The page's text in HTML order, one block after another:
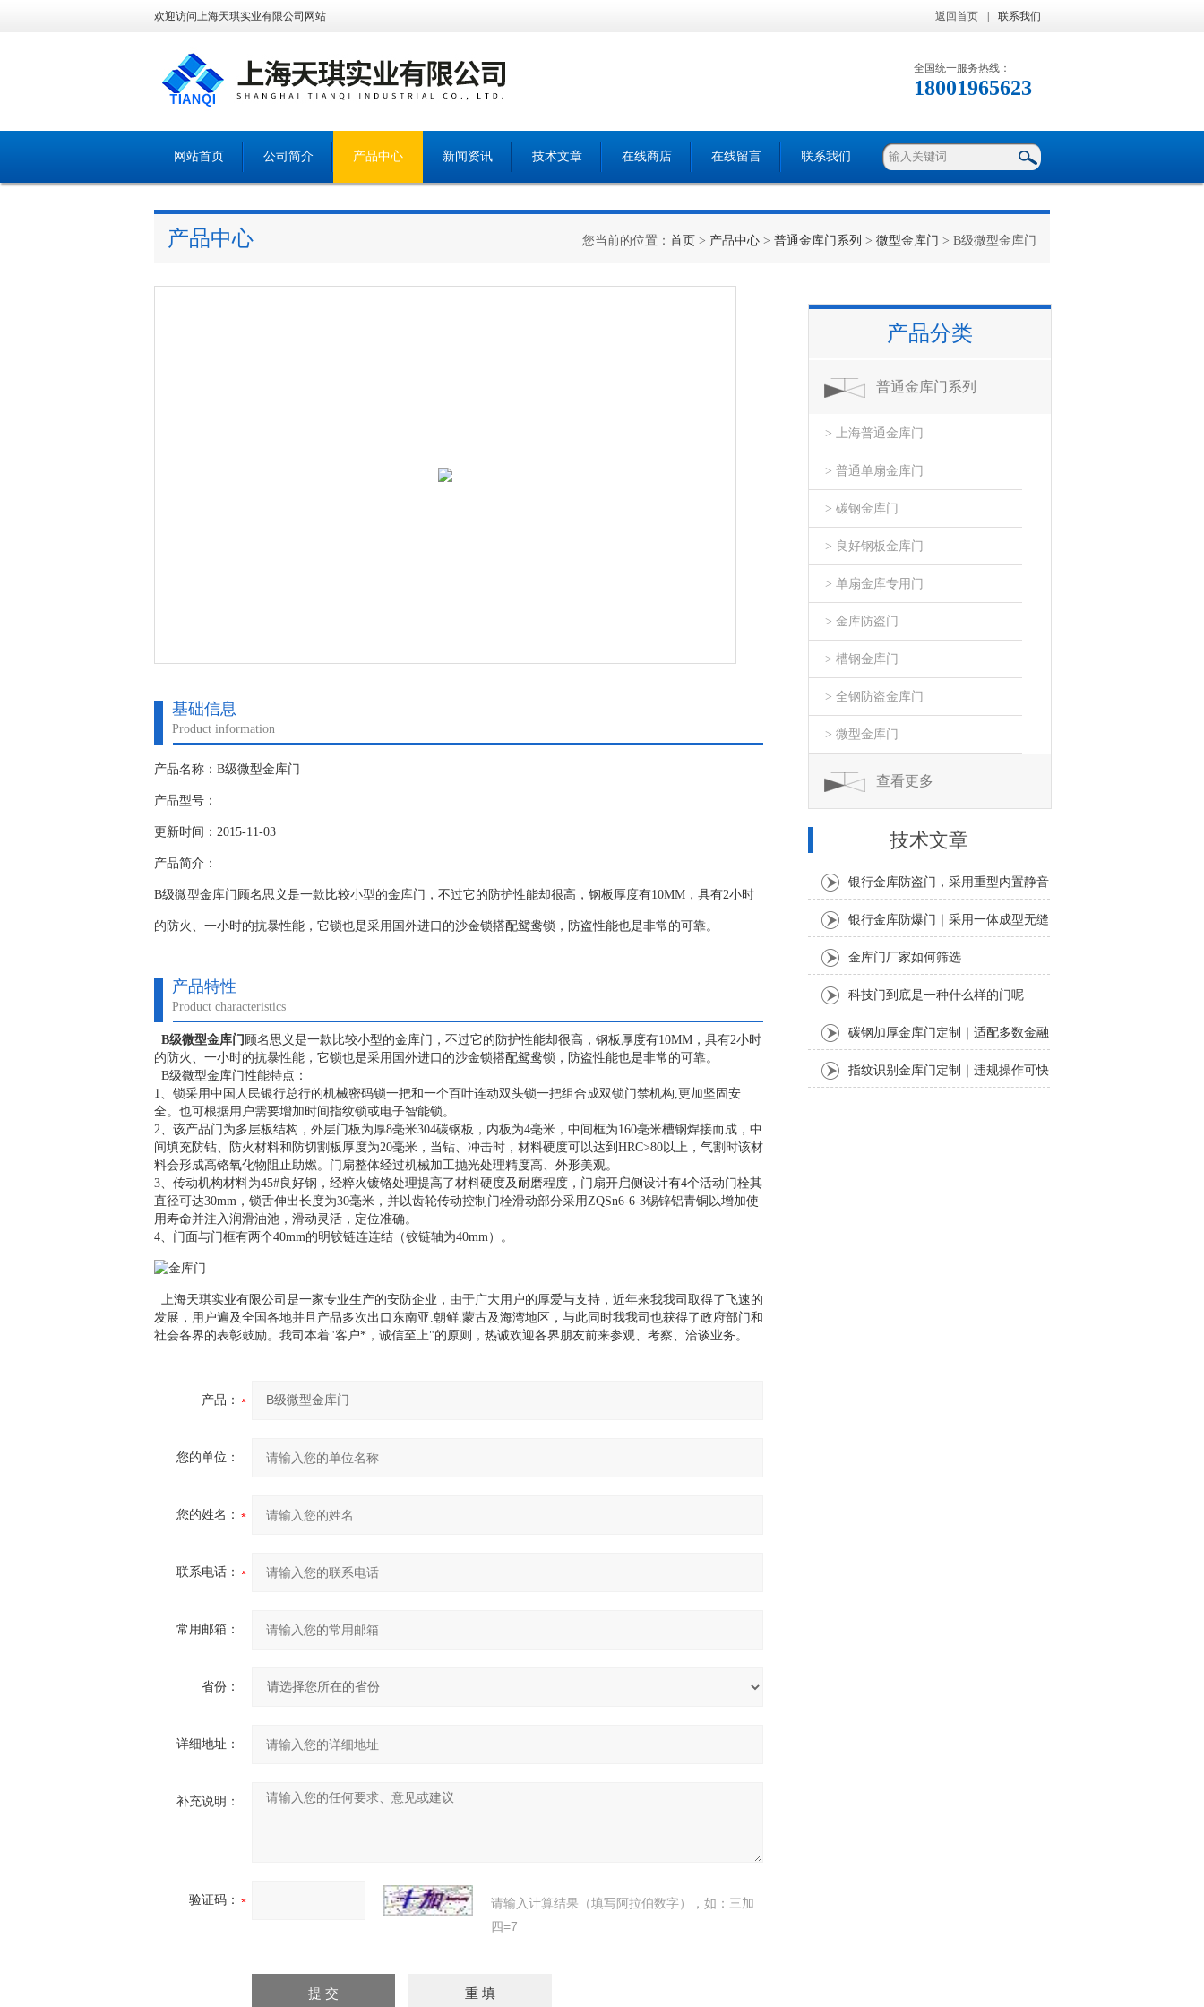
欢迎访问上海天琪实业有限公司网站 返回首页 联系我们
全国统一服务热线：
18001965623
网站首页 公司简介 产品中心 新闻资讯 技术文章 在线商店 在线留言 联系我们
产品中心 您当前的位置： 首页 > 产品中心 > 普通金库门系列 > 微型金库门 > B级微型金库门
基础信息
Product information
产品名称：B级微型金库门
产品型号：
更新时间：2015-11-03
产品简介：
B级微型金库门顾名思义是一款比较小型的金库门，不过它的防护性能却很高，钢板厚度有10MM，具有2小时
的防火、一小时的抗暴性能，它锁也是采用国外进口的沙金锁搭配鸳鸯锁，防盗性能也是非常的可靠。
产品特性
Product characteristics
B级微型金库门 顾名思义是一款比较小型的金库门，不过它的防护性能却很高，钢板厚度有10MM，具有2小时
的防火、一小时的抗暴性能，它锁也是采用国外进口的沙金锁搭配鸳鸯锁，防盗性能也是非常的可靠。
B级微型金库门性能特点：
1、锁采用中国人民银行总行的机械密码锁一把和一个百叶连动双头锁一把组合成双锁门禁机构,更加坚固安
全。也可根据用户需要增加时间指纹锁或电子智能锁。
2、该产品门为多层板结构，外层门板为厚8毫米304碳钢板，内板为4毫米，中间框为160毫米槽钢焊接而成，中
间填充防钻、防火材料和防切割板厚度为20毫米，当钻、冲击时，材料硬度可以达到HRC>80以上，气割时该材
料会形成高铬氧化物阻止助燃。门扇整体经过机械加工抛光处理精度高、外形美观。
3、传动机构材料为45#良好钢，经粹火镀铬处理提高了材料硬度及耐磨程度，门扇开启侧设计有4个活动门栓其
直径可达30mm，锁舌伸出长度为30毫米，并以齿轮传动控制门栓滑动部分采用ZQSn6-6-3锡锌铝青铜以增加使
用寿命并注入润滑油池，滑动灵活，定位准确。
4、门面与门框有两个40mm的明铰链连连结（铰链轴为40mm）。
上海天琪实业有限公司是一家专业生产的安防企业，由于广大用户的厚爱与支持，近年来我我司取得了飞速的
发展，用户遍及全国各地并且产品多次出口东南亚.朝鲜.蒙古及海湾地区，与此同时我我司也获得了政府部门和
社会各界的表彰鼓励。我司本着"客户*，诚信至上"的原则，热诚欢迎各界朋友前来参观、考察、洽谈业务。
产品：
您的单位：
您的姓名：
联系电话：
常用邮箱：
省份：
详细地址：
补充说明：
验证码：
请输入计算结果（填写阿拉伯数字），如：三加
四=7
产品分类
普通金库门系列
> 上海普通金库门
> 普通单扇金库门
> 碳钢金库门
> 良好钢板金库门
> 单扇金库专用门
> 金库防盗门
> 槽钢金库门
> 全钢防盗金库门
> 微型金库门
查看更多
技术文章
银行金库防盗门，采用重型内置静音
轴承铰链银行金库防爆门｜采用一体成型无缝
满焊工艺金库门厂家如何筛选
科技门到底是一种什么样的门呢
碳钢加厚金库门定制｜适配多数金融
安防场景。指纹识别金库门定制｜违规操作可快